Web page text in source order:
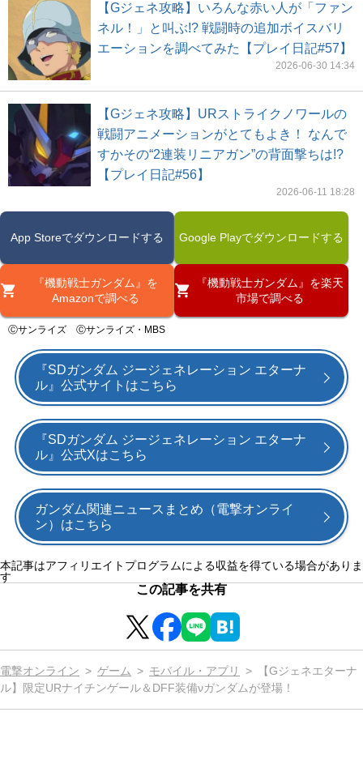
【Gジェネ攻略】いろんな赤い人が「ファン
ネル！」と叫ぶ!? 戦闘時の追加ボイスバリ
エーションを調べてみた【プレイ日記#57】
2026-06-30 14:34
【Gジェネ攻略】URストライクノワールの
戦闘アニメーションがとてもよき！ なんで
すかその“2連装リニアガン”の背面撃ちは!?
【プレイ日記#56】
2026-06-11 18:28
App Storeでダウンロードする Google Playでダウンロードする
『機動戦士ガンダム』を
Amazonで調べる
『機動戦士ガンダム』を楽天
市場で調べる
Ⓒサンライズ Ⓒサンライズ・MBS
『SDガンダム ジージェネレーション エターナ
ル』公式サイトはこちら
『SDガンダム ジージェネレーション エターナ
ル』公式Xはこちら
ガンダム関連ニュースまとめ（電撃オンライ
ン）はこちら
本記事はアフィリエイトプログラムによる収益を得ている場合がありま
す
この記事を共有
電撃オンライン ゲーム モバイル・アプリ
【Gジェネエターナ
ル】限定URナイチンゲール＆DFF装備νガンダムが登場！